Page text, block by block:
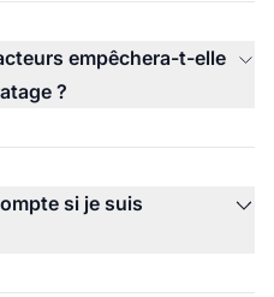
empêchera-t-elle
?
si je suis